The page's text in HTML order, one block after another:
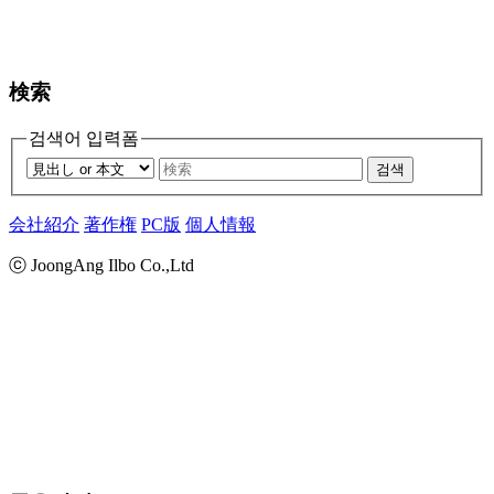
検索
검색어 입력폼
검색
会社紹介 著作権 PC版 個人情報
ⓒ JoongAng Ilbo Co.,Ltd